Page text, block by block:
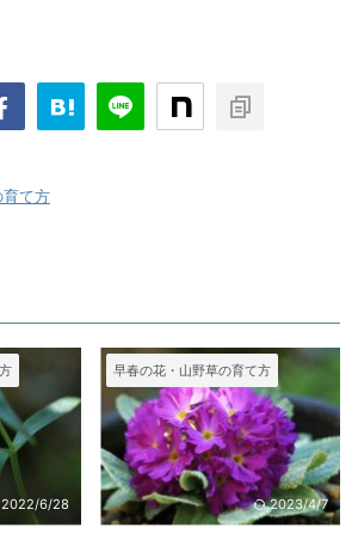
て方
2022/6/28
早春の花・山野草の育て方
2023/4/7